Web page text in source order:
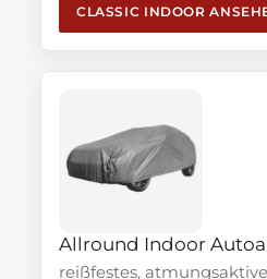
CLASSIC INDOOR
Allround Indoor
reißfestes,